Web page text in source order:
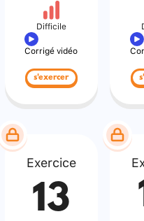
Difficile
Corrigé vidéo
s'exercer
Exercice
13